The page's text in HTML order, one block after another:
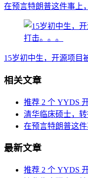
在预言特朗普这件事上
15岁初中生，开源项目
相关文章
推荐 2 个 YYDS
清华临床硕士，转
在预言特朗普这件
最新文章
推荐 2 个 YYDS